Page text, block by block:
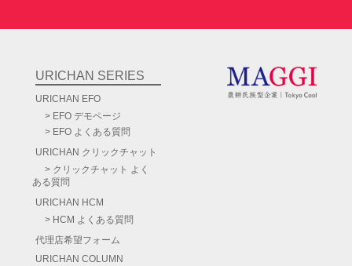
URICHAN SERIES
URICHAN EFO
EFO デモページ
EFO よくある質問
URICHAN クリックチャット
クリックチャット よく
ある質問
URICHAN HCM
HCM よくある質問
代理店希望フォーム
URICHAN COLUMN